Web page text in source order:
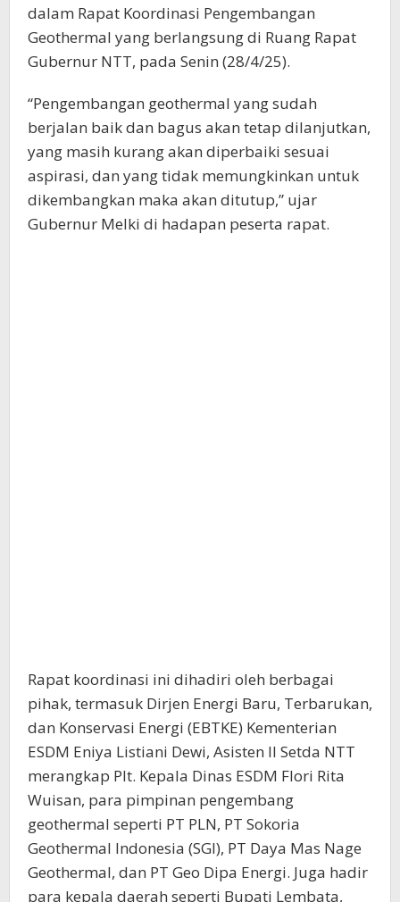
dalam Rapat Koordinasi Pengembangan
Geothermal yang berlangsung di Ruang Rapat
Gubernur NTT, pada Senin (28/4/25).
“Pengembangan geothermal yang sudah
berjalan baik dan bagus akan tetap dilanjutkan,
yang masih kurang akan diperbaiki sesuai
aspirasi, dan yang tidak memungkinkan untuk
dikembangkan maka akan ditutup,” ujar
Gubernur Melki di hadapan peserta rapat.
Rapat koordinasi ini dihadiri oleh berbagai
pihak, termasuk Dirjen Energi Baru, Terbarukan,
dan Konservasi Energi (EBTKE) Kementerian
ESDM Eniya Listiani Dewi, Asisten II Setda NTT
merangkap Plt. Kepala Dinas ESDM Flori Rita
Wuisan, para pimpinan pengembang
geothermal seperti PT PLN, PT Sokoria
Geothermal Indonesia (SGI), PT Daya Mas Nage
Geothermal, dan PT Geo Dipa Energi. Juga hadir
para kepala daerah seperti Bupati Lembata,